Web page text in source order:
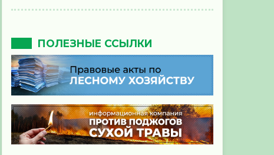
ПОЛЕЗНЫЕ ССЫЛКИ